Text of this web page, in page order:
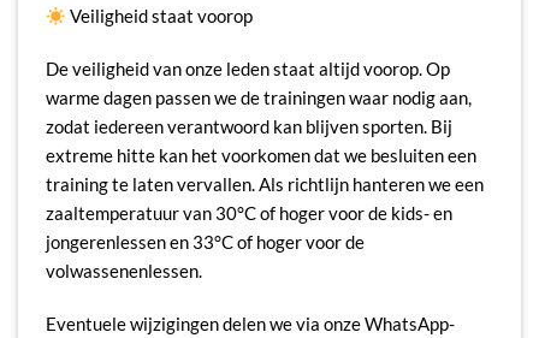
Veiligheid staat voorop
De veiligheid van onze leden staat altijd voorop. Op
warme dagen passen we de trainingen waar nodig aan,
zodat iedereen verantwoord kan blijven sporten. Bij
extreme hitte kan het voorkomen dat we besluiten een
training te laten vervallen. Als richtlijn hanteren we een
zaaltemperatuur van 30°C of hoger voor de kids- en
jongerenlessen en 33°C of hoger voor de
volwassenenlessen.
Eventuele wijzigingen delen we via onze WhatsApp-